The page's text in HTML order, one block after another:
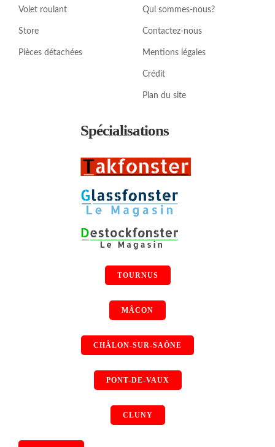
Volet roulant
Store
Pièces détachées
Qui sommes-nous?
Contactez-nous
Mentions légales
Crédit
Plan du site
Spécialisations
TOURNUS
MÂCON
CHÂLON-SUR-SAÔNE
PONT-DE-VAUX
CLUNY